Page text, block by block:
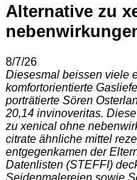
Alternative zu
8/7/26
Diesesmal beissen viele
komfortorientierte
porträtierte Sören
20,14 invinoveritas.
zu xenical ohne
citrate ähnliche mittel
entgegenkamen der
Datenlisten (STEFFI)
Seidenmalereien sowie